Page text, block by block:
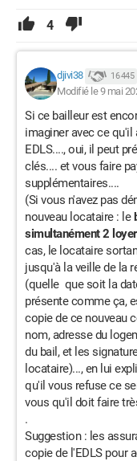
4
djivi38 16 445
Modifié le 9 mai
Si ce bailleur est
imaginer avec ce qu'il
EDLS...., oui, il peut
clés.... et vous faire
supplémentaires....
(Si vous n'avez pas
nouveau locataire : le
simultanément 2
cas, le locataire
jusqu'à la veille de la
(quelle que soit la
présente comme ça,
copie de ce nouveau
nom, adresse du
du bail, et les
locataire)..., en lui
qu'il vous refuse ce
vous qu'il doit faire
.
Suggestion : les
copie de l'EDLS pour